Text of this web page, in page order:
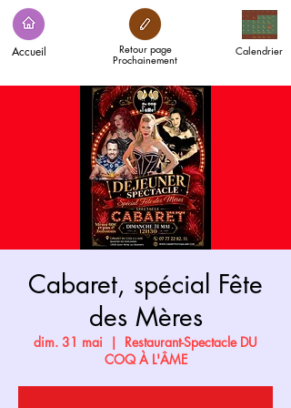
Accueil Calendrier
Retour page
Prochainement
Cabaret, spécial Fête
des Mères
dim. 31 mai
  |
Restaurant-Spectacle DU
COQ À L'ÂME